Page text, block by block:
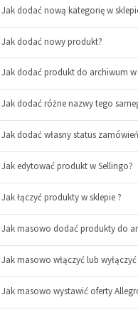
+
+
+
Jak dodać nową kategorię w
Jak dodać nowy produkt?
+
Jak dodać produkt do archiwum w
Jak dodać różne nazwy tego
Jak dodać własny status
Jak edytować produkt w Sellingo?
Jak łączyć produkty w sklepie ?
Jak masowo dodać produkty do
Jak masowo włączyć lub
Jak masowo wystawić oferty